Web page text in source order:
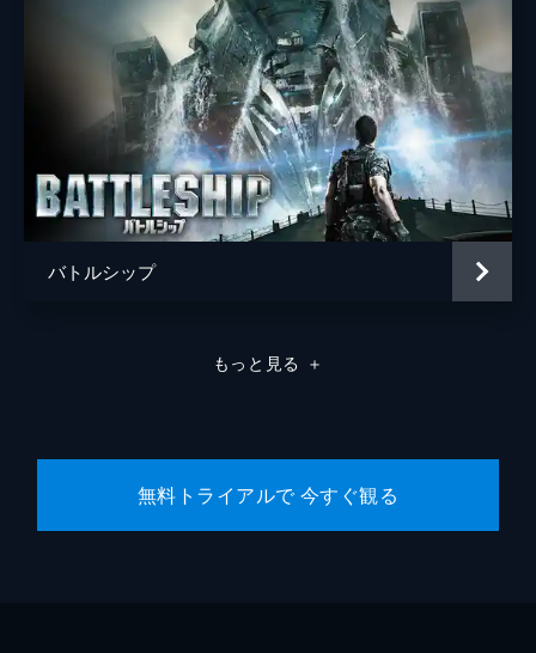
バトルシップ
もっと見る ＋
無料トライアルで 今すぐ観る